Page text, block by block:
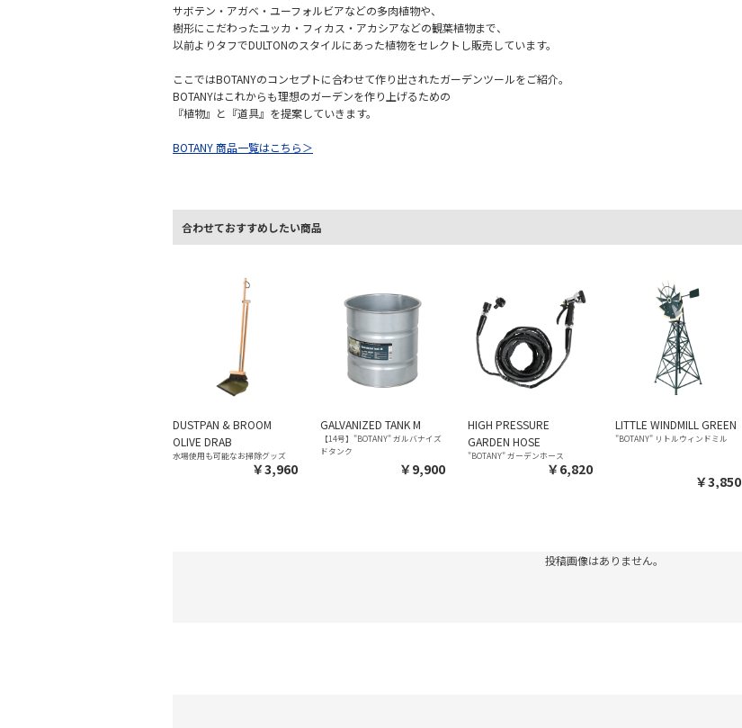
サボテン・アガベ・ユーフォルビアなどの多肉植物や、
樹形にこだわったユッカ・フィカス・アカシアなどの観葉植物まで、
以前よりタフでDULTONのスタイルにあった植物をセレクトし販売しています。
ここではBOTANYのコンセプトに合わせて作り出されたガーデンツールをご紹介。
BOTANYはこれからも理想のガーデンを作り上げるための
『植物』と『道具』を提案していきます。
BOTANY 商品一覧はこちら＞
合わせておすすめしたい商品
DUSTPAN & BROOM
OLIVE DRAB
水場使用も可能なお掃除グッズ
￥3,960
GALVANIZED TANK M
【14号】"BOTANY" ガルバナイズ
ドタンク
￥9,900
HIGH PRESSURE
GARDEN HOSE
"BOTANY" ガーデンホース
￥6,820
LITTLE WINDMILL GREEN
"BOTANY" リトルウィンドミル
￥3,850
投稿画像はありません。